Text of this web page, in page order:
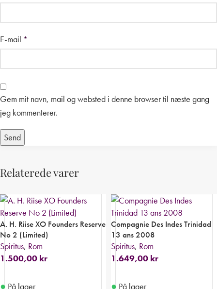
E-mail *
Gem mit navn, mail og websted i denne browser til næste gang
jeg kommenterer.
Relaterede varer
A. H. Riise XO Founders Reserve
No 2 (Limited)
Spiritus, Rom
1.500,00 kr
● På lager
Compagnie Des Indes Trinidad
13 ans 2008
Spiritus, Rom
1.649,00 kr
● På lager